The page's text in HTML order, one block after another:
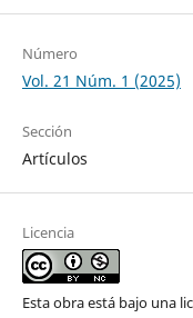
Número
Vol. 21 Núm. 1 (2025)
Sección
Artículos
Licencia
Esta obra está bajo una